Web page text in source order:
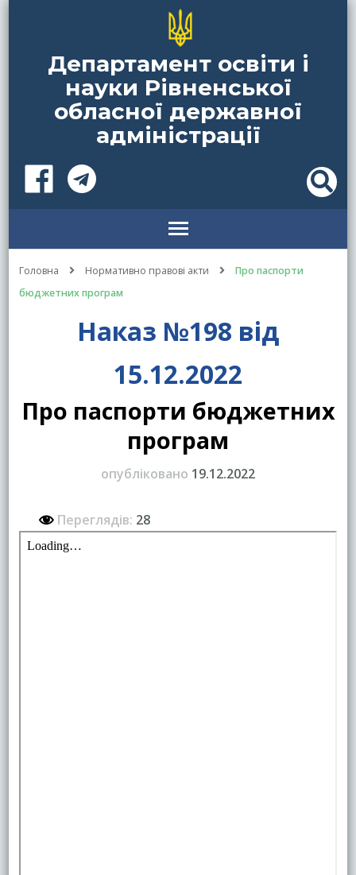
Департамент освіти і
науки Рівненської
обласної державної
адміністрації
Головна Нормативно правові акти
Про паспорти
бюджетних програм
Наказ №198 від
15.12.2022
Про паспорти бюджетних
програм
опубліковано 19.12.2022
Переглядів: 28